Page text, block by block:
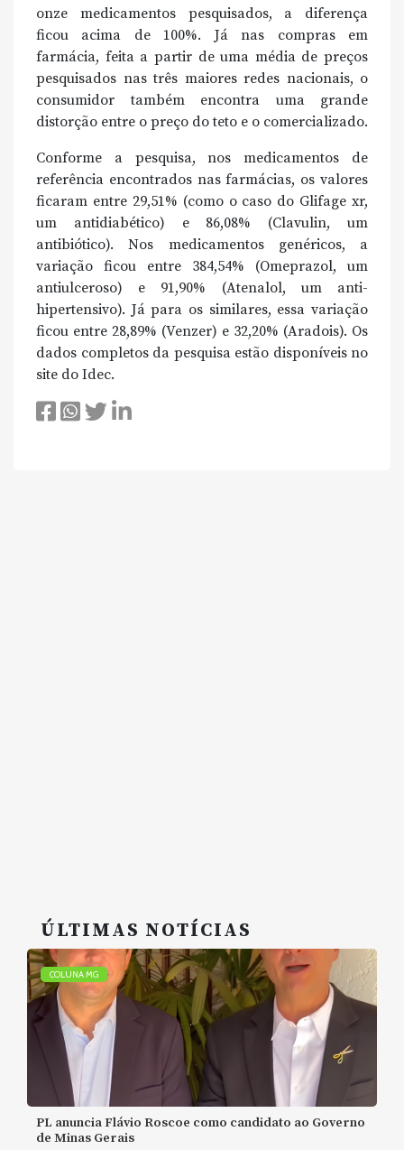
onze medicamentos pesquisados, a diferença
ficou acima de 100%. Já nas compras em
farmácia, feita a partir de uma média de preços
pesquisados nas três maiores redes nacionais, o
consumidor também encontra uma grande
distorção entre o preço do teto e o comercializado.
Conforme a pesquisa, nos medicamentos de
referência encontrados nas farmácias, os valores
ficaram entre 29,51% (como o caso do Glifage xr,
um antidiabético) e 86,08% (Clavulin, um
antibiótico). Nos medicamentos genéricos, a
variação ficou entre 384,54% (Omeprazol, um
antiulceroso) e 91,90% (Atenalol, um anti-
hipertensivo). Já para os similares, essa variação
ficou entre 28,89% (Venzer) e 32,20% (Aradois). Os
dados completos da pesquisa estão disponíveis no
site do Idec.
ÚLTIMAS NOTÍCIAS
COLUNA MG
PL anuncia Flávio Roscoe como candidato ao Governo
de Minas Gerais